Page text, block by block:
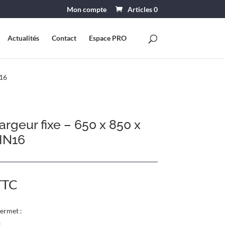
Mon compte Articles 0
Actualités Contact Espace PRO
fixe – 650 x 850 x
:
: